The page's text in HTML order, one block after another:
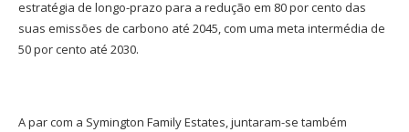
estratégia de longo-prazo para a redução em 80 por cento das
suas emissões de carbono até 2045, com uma meta intermédia de
50 por cento até 2030.
A par com a Symington Family Estates, juntaram-se também